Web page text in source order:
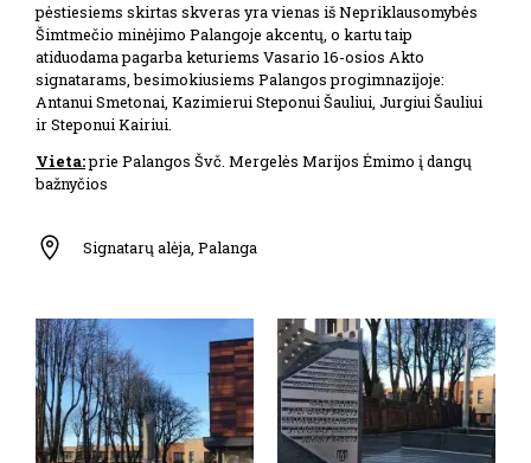
pėstiesiems skirtas skveras yra vienas iš Nepriklausomybės
Šimtmečio minėjimo Palangoje akcentų, o kartu taip
atiduodama pagarba keturiems Vasario 16-osios Akto
signatarams, besimokiusiems Palangos progimnazijoje:
Antanui Smetonai, Kazimierui Steponui Šauliui, Jurgiui Šauliui
ir Steponui Kairiui.
Vieta:prie Palangos Švč. Mergelės Marijos Ėmimo į dangų
bažnyčios
Signatarų alėja, Palanga